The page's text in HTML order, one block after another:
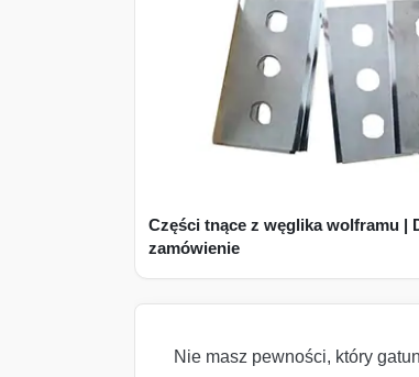
Części tnące z węglika wolframu |
zamówienie
Nie masz pewności, który